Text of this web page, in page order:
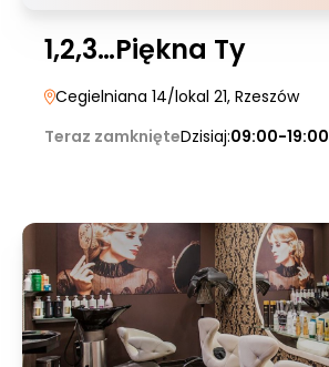
1,2,3…Piękna Ty
Cegielniana 14/lokal 21, Rzeszów
Teraz zamknięteDzisiaj:09:00-19:00